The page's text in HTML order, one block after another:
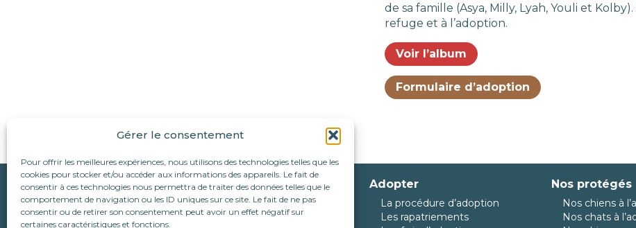
Gérer le consentement
Pour offrir les meilleures expériences, nous utilisons des technologies telles que les
cookies pour stocker et/ou accéder aux informations des appareils. Le fait de
consentir à ces technologies nous permettra de traiter des données telles que le
comportement de navigation ou les ID uniques sur ce site. Le fait de ne pas
consentir ou de retirer son consentement peut avoir un effet négatif sur
certaines caractéristiques et fonctions.
de sa famille (Asya, Milly, Lyah, Youli et
refuge et à l’adoption.
Voir l’album
Formulaire d’adoption
Suivez-nous :
Nous écrire
Qui sommes-nous ?
L’association
Le refuge d’Alina & Anda
Adopter
La procédure d’adoption
Les rapatriements
Nos protégés
Nos chiens à
Nos chats à